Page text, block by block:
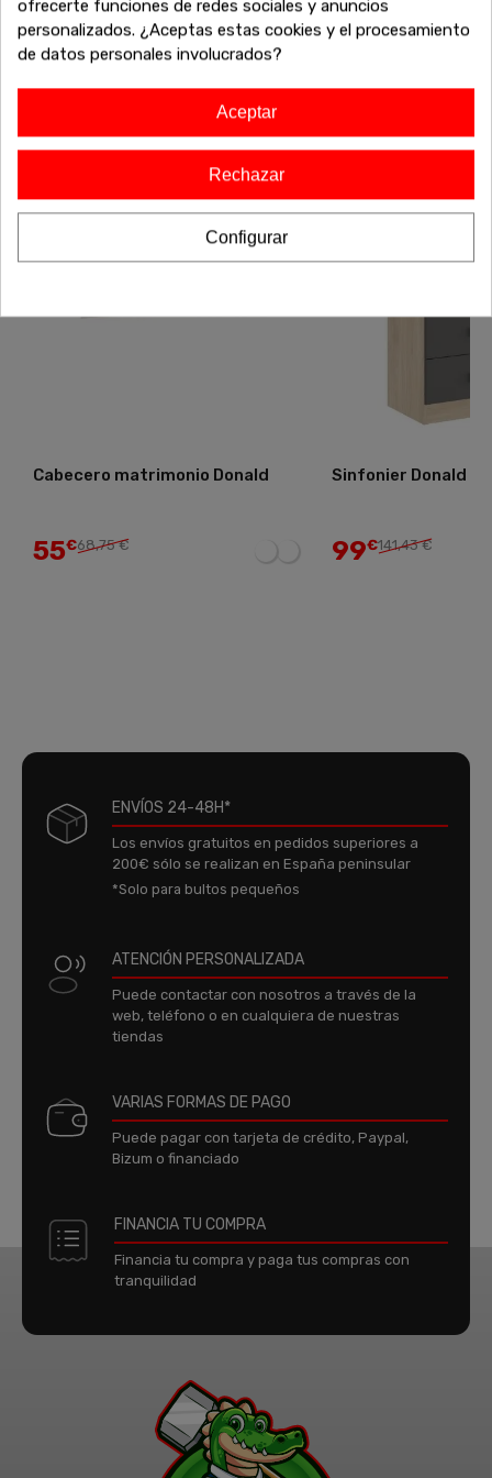
necesitas para completar tu hogar a precios inigualables.
¡Sigue comprando y aprovecha estos descuentos
exclusivos antes de que se agoten!
Cabecero matrimonio Donald
55€68,75 €
-20%
Sinfonier Donald
99€141,43 €
-30%
ENVÍOS 24-48H*
Los envíos gratuitos en pedidos superiores a
200€ sólo se realizan en España peninsular
*Solo para bultos pequeños
ATENCIÓN PERSONALIZADA
Puede contactar con nosotros a través de la
web, teléfono o en cualquiera de nuestras
tiendas
VARIAS FORMAS DE PAGO
Puede pagar con tarjeta de crédito, Paypal,
Bizum o financiado
FINANCIA TU COMPRA
Financia tu compra y paga tus compras con
tranquilidad
ofrecerte funciones de redes sociales y anuncios
personalizados. ¿Aceptas estas cookies y el procesamiento
de datos personales involucrados?
Aceptar
Rechazar
Configurar